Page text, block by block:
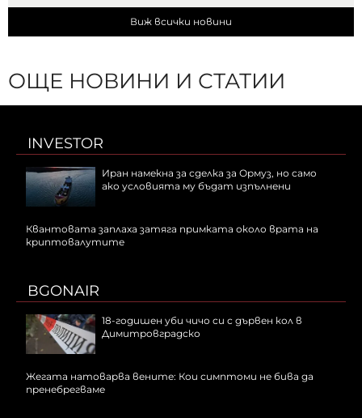
Виж всички новини
ОЩЕ НОВИНИ И СТАТИИ
INVESTOR
Иран намекна за сделка за Ормуз, но само
ако условията му бъдат изпълнени
Квантовата заплаха затяга примката около врата на
криптовалутите
BGONAIR
18-годишен уби чичо си с дървен кол в
Димитровградско
Жегата натоварва вените: Кои симптоми не бива да
пренебрегваме